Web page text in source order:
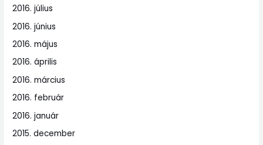
2016. július
2016. június
2016. május
2016. április
2016. március
2016. február
2016. január
2015. december